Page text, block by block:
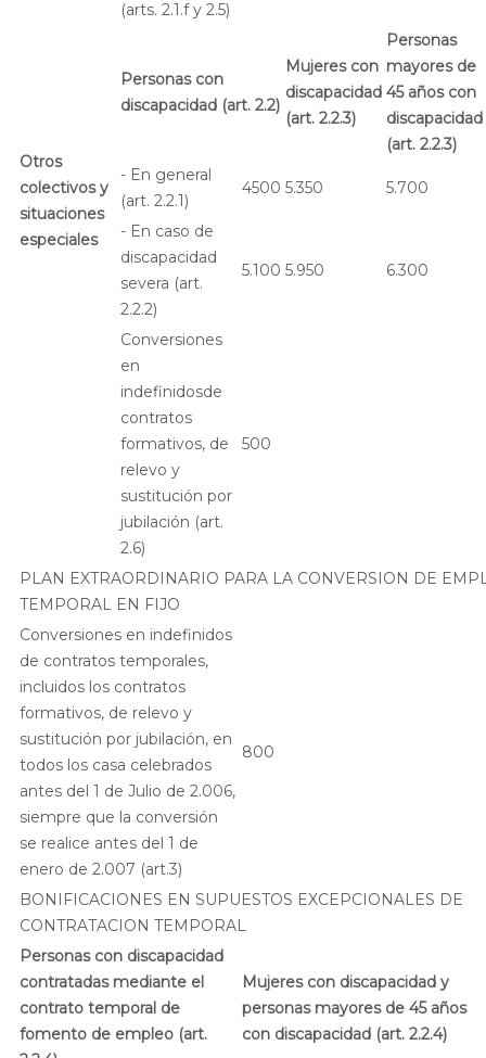
Otros
colectivos y
situaciones
especiales
(arts. 2.1.f y 2.5)
Personas con
discapacidad (art. 2.2)
Mujeres con
discapacidad
(art. 2.2.3)
Personas
mayores de
45 años con
discapacidad
(art. 2.2.3)
- En general
(art. 2.2.1)
4500 5.350 5.700
- En caso de
discapacidad
severa (art.
2.2.2)
5.100 5.950 6.300
Conversiones
en
indefinidosde
contratos
formativos, de
relevo y
sustitución por
jubilación (art.
2.6)
500
PLAN EXTRAORDINARIO PARA LA CONVERSION DE
TEMPORAL EN FIJO
Conversiones en indefinidos
de contratos temporales,
incluidos los contratos
formativos, de relevo y
sustitución por jubilación, en
todos los casa celebrados
antes del 1 de Julio de 2.006,
siempre que la conversión
se realice antes del 1 de
enero de 2.007 (art.3)
800
BONIFICACIONES EN SUPUESTOS EXCEPCIONALES DE
CONTRATACION TEMPORAL
Personas con discapacidad
contratadas mediante el
contrato temporal de
fomento de empleo (art.
Mujeres con discapacidad y
personas mayores de 45 años
con discapacidad (art. 2.2.4)